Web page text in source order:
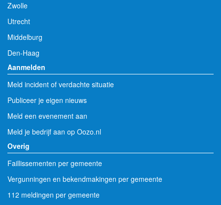
Zwolle
Utrecht
Middelburg
Den-Haag
Aanmelden
Meld incident of verdachte situatie
Publiceer je eigen nieuws
Meld een evenement aan
Meld je bedrijf aan op Oozo.nl
Overig
Faillissementen per gemeente
Vergunningen en bekendmakingen per gemeente
112 meldingen per gemeente